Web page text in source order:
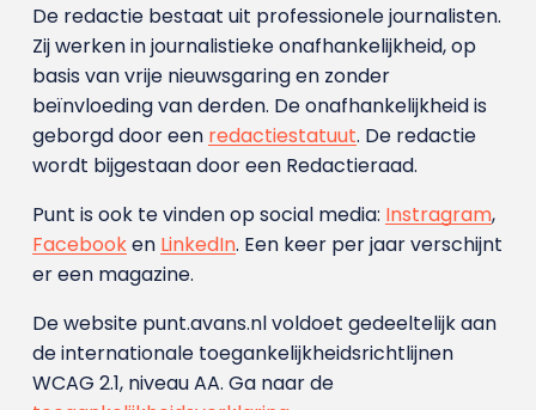
De redactie bestaat uit professionele journalisten.
Zij werken in journalistieke onafhankelijkheid, op
basis van vrije nieuwsgaring en zonder
beïnvloeding van derden. De onafhankelijkheid is
geborgd door een redactiestatuut. De redactie
wordt bijgestaan door een Redactieraad.
Punt is ook te vinden op social media: Instragram,
Facebooken LinkedIn. Een keer per jaar verschijnt
er een magazine.
De website punt.avans.nl voldoet gedeeltelijk aan
de internationale toegankelijkheidsrichtlijnen
WCAG 2.1, niveau AA. Ga naar de